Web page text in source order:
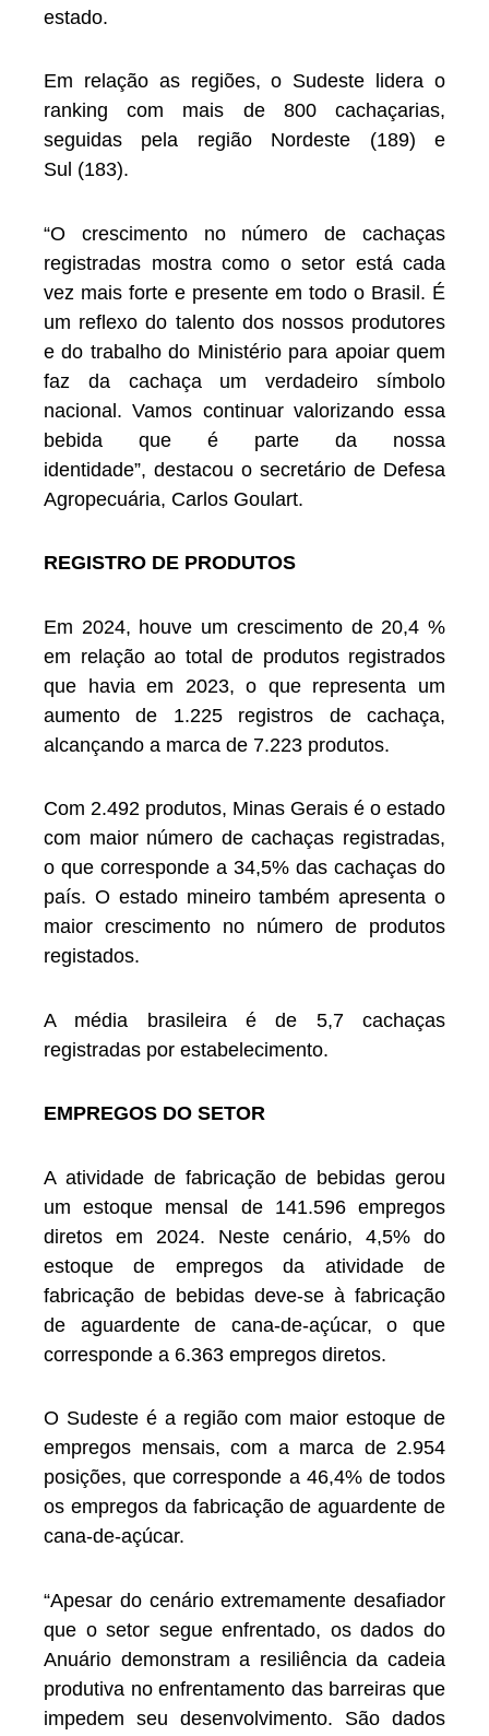
estado.
Em relação as regiões, o Sudeste lidera o
ranking com mais de 800 cachaçarias,
seguidas pela região Nordeste (189) e
Sul (183).
“O crescimento no número de cachaças
registradas mostra como o setor está cada
vez mais forte e presente em todo o Brasil. É
um reflexo do talento dos nossos produtores
e do trabalho do Ministério para apoiar quem
faz da cachaça um verdadeiro símbolo
nacional. Vamos continuar valorizando essa
bebida que é parte da nossa
identidade”, destacou o secretário de Defesa
Agropecuária, Carlos Goulart.
REGISTRO DE PRODUTOS
Em 2024, houve um crescimento de 20,4 %
em relação ao total de produtos registrados
que havia em 2023, o que representa um
aumento de 1.225 registros de cachaça,
alcançando a marca de 7.223 produtos.
Com 2.492 produtos, Minas Gerais é o estado
com maior número de cachaças registradas,
o que corresponde a 34,5% das cachaças do
país. O estado mineiro também apresenta o
maior crescimento no número de produtos
registados.
A média brasileira é de 5,7 cachaças
registradas por estabelecimento.
EMPREGOS DO SETOR
A atividade de fabricação de bebidas gerou
um estoque mensal de 141.596 empregos
diretos em 2024. Neste cenário, 4,5% do
estoque de empregos da atividade de
fabricação de bebidas deve-se à fabricação
de aguardente de cana-de-açúcar, o que
corresponde a 6.363 empregos diretos.
O Sudeste é a região com maior estoque de
empregos mensais, com a marca de 2.954
posições, que corresponde a 46,4% de todos
os empregos da fabricação de aguardente de
cana-de-açúcar.
“Apesar do cenário extremamente desafiador
que o setor segue enfrentado, os dados do
Anuário demonstram a resiliência da cadeia
produtiva no enfrentamento das barreiras que
impedem seu desenvolvimento. São dados